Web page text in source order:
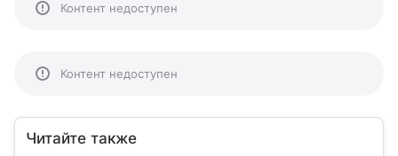
Контент недоступен
Контент недоступен
Читайте также